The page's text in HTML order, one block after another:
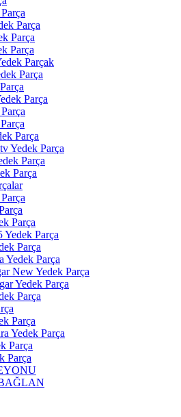
Parça
Parça
Parça
Parçak
Parça
Parça
Parça
Yedek Parça
Parça
Parça
Parça
Parça
Parça
Parça
New Yedek Parça
Yedek Parça
Parça
Parça
Yedek Parça
Parça
Parça